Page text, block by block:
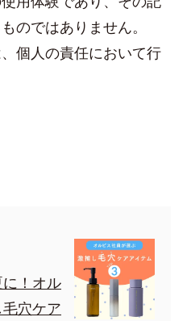
のではありません。
個人の責任において行
！オル
穴ケア